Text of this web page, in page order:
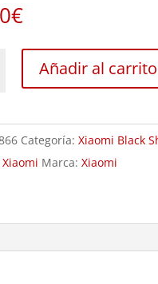
€
Añadir al carrito
Categoría:Xiaomi Black
Marca:Xiaomi